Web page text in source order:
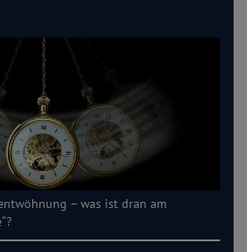
– was ist dran am